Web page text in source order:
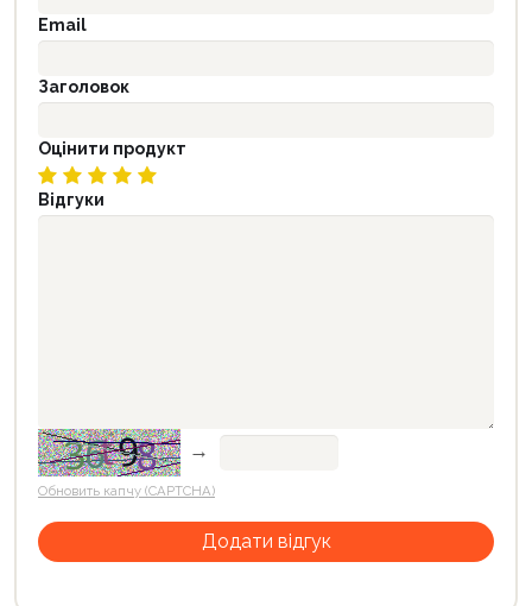
Email
Заголовок
Оцінити продукт
Відгуки
→
Обновить капчу (CAPTCHA)